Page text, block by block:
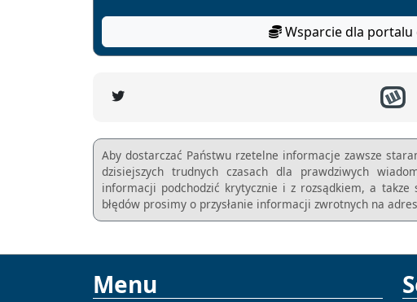
Wsparcie dla portalu
Aby dostarczać Państwu rzetelne informacje zawsze
dzisiejszych trudnych czasach dla prawdziwych
informacji podchodzić krytycznie i z rozsądkiem, a takze
błędów prosimy o przysłanie informacji zwrotnych na
Menu